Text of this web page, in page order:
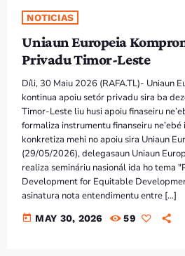
TÉTUM
PORTUGUÊS
PRÓXIMOS PROGRAMAS
NOTICIAS
Uniaun Europeia Kompromete Apoiu Setór
Privadu Timor-Leste
Díli, 30 Maiu 2026 (RAFA.TL)- Uniaun
kontinua apoiu setór privadu sira ba
Timor-Leste liu husi apoiu finaseiru
formaliza instrumentu finanseiru
konkretiza mehi no apoiu sira Uniaun
(29/05/2026), delegasaun Uniaun
realiza semináriu nasionál ida ho tema
Development for Equitable
asinatura nota entendimentu entre […]
today MAY 30, 2026 59